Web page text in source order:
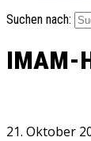
Suchen nach:
IMAM-
21. Oktober